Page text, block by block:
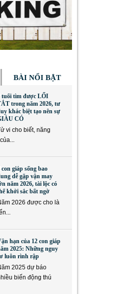
BÀI NỔI BẬT
tuổi tìm được LỐI
trong năm 2026, tư
khác biệt tạo nên sự
CÓ
vi cho biết, năng
con giáp sống bao
dễ gặp vận may
năm 2026, tài lộc có
khởi sắc bất ngờ
2026 được cho là
hạn của 12 con giáp
2025: Những nguy
luôn rình rập
2025 dự báo
biến động thú